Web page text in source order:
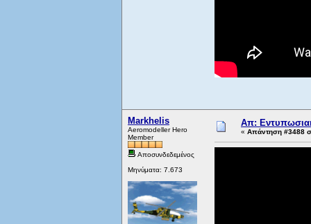
Markhelis
Aeromodeller Hero
Member
Αποσυνδεδεμένος
Μηνύματα: 7.673
Απ:
« Απάντηση #3488